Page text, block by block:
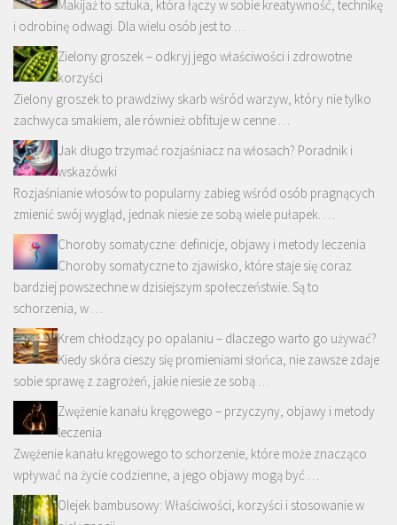
Makijaż to sztuka, która łączy w sobie kreatywność, technikę
i odrobinę odwagi. Dla wielu osób jest to …
Zielony groszek – odkryj jego właściwości i zdrowotne
korzyści
Zielony groszek to prawdziwy skarb wśród warzyw, który nie tylko
zachwyca smakiem, ale również obfituje w cenne …
Jak długo trzymać rozjaśniacz na włosach? Poradnik i
wskazówki
Rozjaśnianie włosów to popularny zabieg wśród osób pragnących
zmienić swój wygląd, jednak niesie ze sobą wiele pułapek. …
Choroby somatyczne: definicje, objawy i metody leczenia
Choroby somatyczne to zjawisko, które staje się coraz
bardziej powszechne w dzisiejszym społeczeństwie. Są to
schorzenia, w …
Krem chłodzący po opalaniu – dlaczego warto go używać?
Kiedy skóra cieszy się promieniami słońca, nie zawsze zdaje
sobie sprawę z zagrożeń, jakie niesie ze sobą …
Zwężenie kanału kręgowego – przyczyny, objawy i metody
leczenia
Zwężenie kanału kręgowego to schorzenie, które może znacząco
wpływać na życie codzienne, a jego objawy mogą być …
Olejek bambusowy: Właściwości, korzyści i stosowanie w